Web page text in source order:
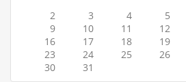
2
3 4 5
9
10 11 12
16
17 18 19
23
24 25 26
30
31